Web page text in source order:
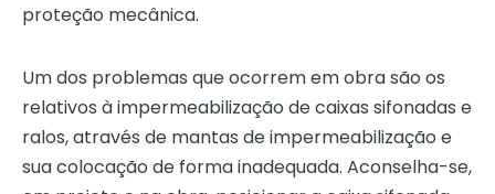
proteção mecânica.
Um dos problemas que ocorrem em obra são os
relativos à impermeabilização de caixas sifonadas e
ralos, através de mantas de impermeabilização e
sua colocação de forma inadequada. Aconselha-se,